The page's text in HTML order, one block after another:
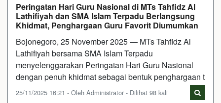
Peringatan Hari Guru Nasional di MTs Tahfidz Al
Lathifiyah dan SMA Islam Terpadu Berlangsung
Khidmat, Penghargaan Guru Favorit Diumumkan
Bojonegoro, 25 November 2025 — MTs Tahfidz Al
Lathifiyah bersama SMA Islam Terpadu
menyelenggarakan Peringatan Hari Guru Nasional
dengan penuh khidmat sebagai bentuk penghargaan t
25/11/2025 16:21 - Oleh Administrator - Dilihat 98 kali